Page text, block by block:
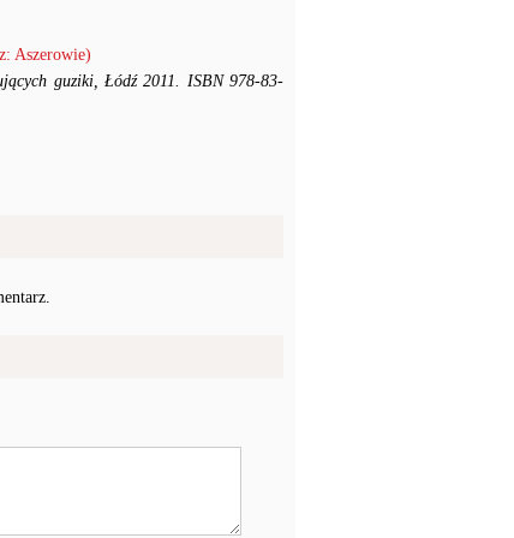
Aszerowie)
guziki, Łódź 2011. ISBN 978-83-